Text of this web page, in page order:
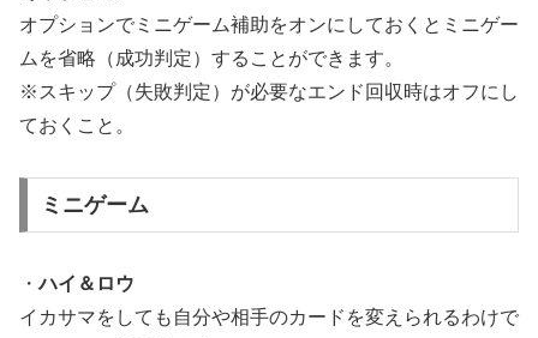
オプションでミニゲーム補助をオンにしておくとミニゲー
ムを省略（成功判定）することができます。
※スキップ（失敗判定）が必要なエンド回収時はオフにし
ておくこと。
ミニゲーム
・ハイ＆ロウ
イカサマをしても自分や相手のカードを変えられるわけで